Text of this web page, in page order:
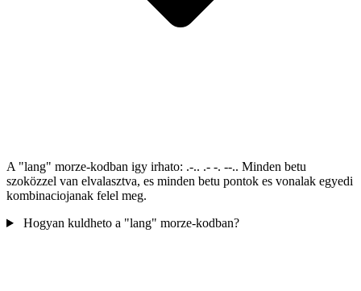
A "lang" morze-kodban igy irhato: .-.. .- -. --.. Minden betu
szoközzel van elvalasztva, es minden betu pontok es vonalak egyedi
kombinaciojanak felel meg.
Hogyan kuldheto a "lang" morze-kodban?